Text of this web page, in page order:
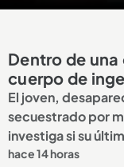
Dentro de
cuerpo de
El joven,
secuestrado por
investiga si su
hace 14 horas